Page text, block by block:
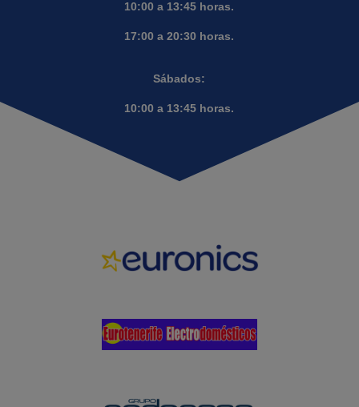
10:00 a 13:45 horas.
17:00 a 20:30 horas.
Sábados:
10:00 a 13:45 horas.